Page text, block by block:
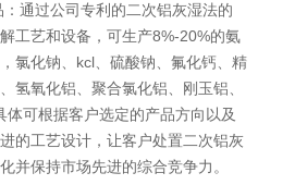
通过公司专利的二次铝灰湿法的
工艺和设备，可生产8%-20%的氨
化钠、kcl、硫酸钠、氟化钙、精
氢氧化铝、聚合氯化铝、刚玉铝、
体可根据客户选定的产品方向以及
的工艺设计，让客户处置二次铝灰
并保持市场先进的综合竞争力。